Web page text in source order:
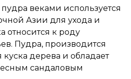
веками используется
Азии для ухода и
относится к роду
Пудра, производится
дерева и обладает
сандаловым